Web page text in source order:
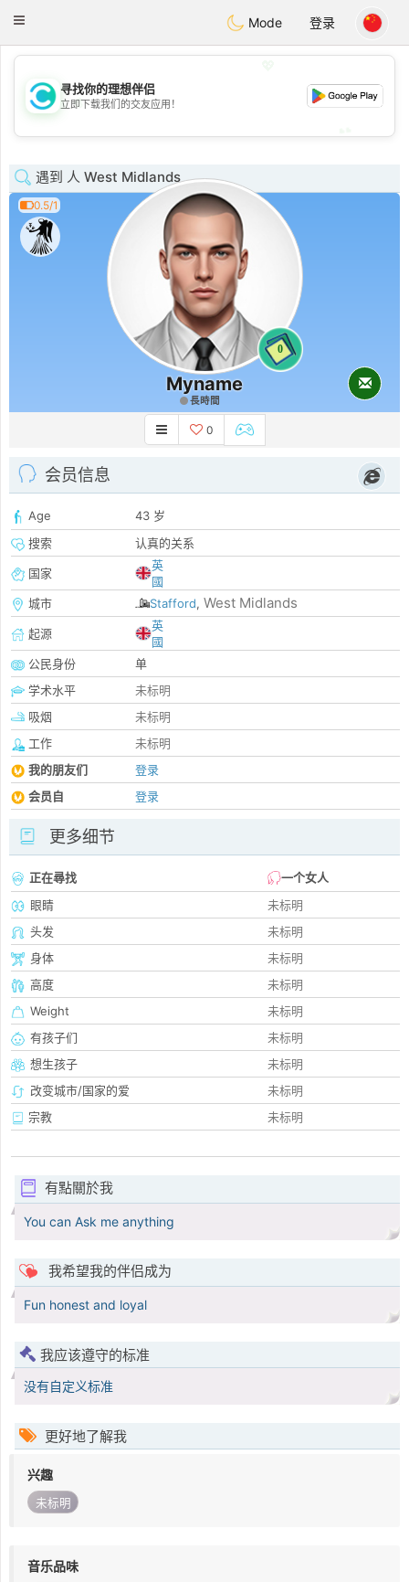
Citas
Toggle
Mode 登录
💖
💕
寻找你的理想伴侣
立即下载我们的交友应用！
遇到 人 West Midlands
0.5/1
0
Myname
長時間
0
会员信息
Age
43 岁
搜索
认真的关系
国家
英
國
城市
Stafford, West Midlands
起源
英
國
公民身份
单
学术水平
未标明
吸烟
未标明
工作
未标明
我的朋友们
登录
会员自
登录
更多细节
正在尋找
一个女人
眼睛
未标明
头发
未标明
身体
未标明
高度
未标明
Weight
未标明
有孩子们
未标明
想生孩子
未标明
改变城市/国家的爱
未标明
宗教
未标明
有點關於我
You can Ask me anything
我希望我的伴侣成为
Fun honest and loyal
我应该遵守的标准
没有自定义标准
更好地了解我
兴趣
未标明
音乐品味